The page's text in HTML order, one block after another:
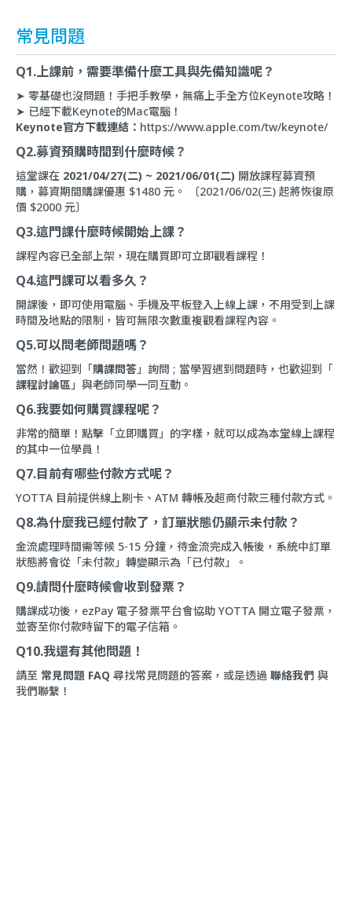
常見問題
Q1.上課前，需要準備什麼工具與先備知識呢？
➤ 零基礎也沒問題！手把手教學，無痛上手全方位Keynote攻略！
➤ 已經下載Keynote的Mac電腦！
Keynote官方下載連結： https://www.apple.com/tw/keynote/
Q2.募資預購時間到什麼時候？
這堂課在 2021/04/27(二) ~ 2021/06/01(二) 開放課程募資預
購，募資期間購課優惠 $1480 元。 〔2021/06/02(三) 起將恢復原
價 $2000 元〕
Q3.這門課什麼時候開始上課？
課程內容已全部上架，現在購買即可立即觀看課程！
Q4.這門課可以看多久？
開課後，即可使用電腦、手機及平板登入上線上課，不用受到上課
時間及地點的限制，皆可無限次數重複觀看課程內容。
Q5.可以問老師問題嗎？
當然！歡迎到「購課問答」詢問 ; 當學習遇到問題時，也歡迎到「
課程討論區」與老師同學一同互動。
Q6.我要如何購買課程呢？
非常的簡單！點擊「立即購買」的字樣，就可以成為本堂線上課程
的其中一位學員！
Q7.目前有哪些付款方式呢？
YOTTA 目前提供線上刷卡、ATM 轉帳及超商付款三種付款方式。
Q8.為什麼我已經付款了，訂單狀態仍顯示未付款？
金流處理時間需等候 5-15 分鐘，待金流完成入帳後，系統中訂單
狀態將會從「未付款」轉變顯示為「已付款」。
Q9.請問什麼時候會收到發票？
購課成功後，ezPay 電子發票平台會協助 YOTTA 開立電子發票，
並寄至你付款時留下的電子信箱。
Q10.我還有其他問題！
請至 常見問題 FAQ 尋找常見問題的答案，或是透過 聯絡我們 與
我們聯繫！